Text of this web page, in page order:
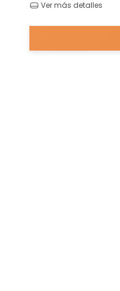
Ver más detalles